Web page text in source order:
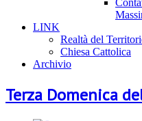
LINK
Realtà del
Chiesa Cattolica
Archivio
Terza Domenica